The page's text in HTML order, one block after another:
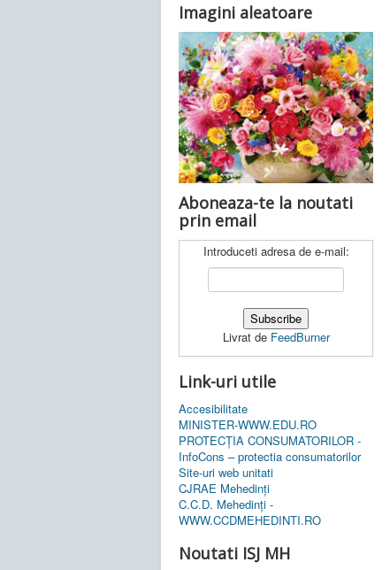
Imagini aleatoare
Aboneaza-te la noutati
prin email
Introduceti adresa de e-mail:
Livrat de FeedBurner
Link-uri utile
Accesibilitate
MINISTER-WWW.EDU.RO
PROTECȚIA CONSUMATORILOR -
InfoCons – protectia consumatorilor
Site-uri web unitati
CJRAE Mehedinți
C.C.D. Mehedinţi -
WWW.CCDMEHEDINTI.RO
Noutati ISJ MH